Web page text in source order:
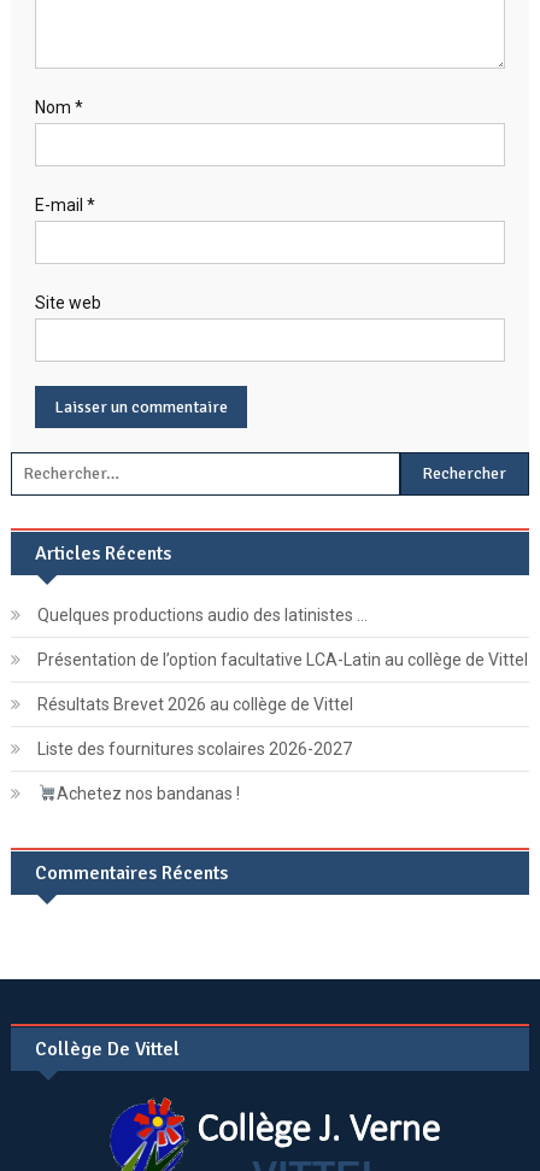
Nom *
E-mail *
Site web
Rechercher :
Articles Récents
Quelques productions audio des latinistes …
Présentation de l’option facultative LCA-Latin au collège de Vittel
Résultats Brevet 2026 au collège de Vittel
Liste des fournitures scolaires 2026-2027
Achetez nos bandanas !
Commentaires Récents
Collège De Vittel